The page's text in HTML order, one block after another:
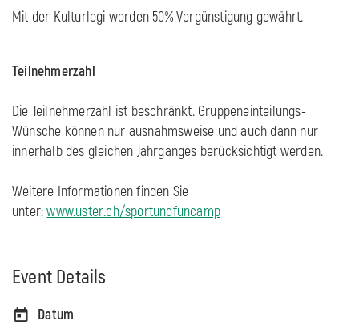
Mit der Kulturlegi werden 50% Vergünstigung gewährt.
Teilnehmerzahl
Die Teilnehmerzahl ist beschränkt. Gruppeneinteilungs-
Wünsche können nur ausnahmsweise und auch dann nur
innerhalb des gleichen Jahrganges berücksichtigt werden.
Weitere Informationen finden Sie
unter:www.uster.ch/sportundfuncamp
Event Details
Datum